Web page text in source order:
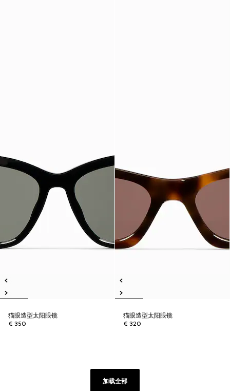
猫眼造型太阳眼镜
€ 350
猫眼造型太阳眼镜
€ 320
加载全部